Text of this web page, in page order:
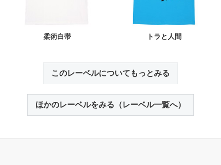
柔術白帯 トラと人間
このレーベルについてもっとみる
ほかのレーベルをみる（レーベル一覧へ）